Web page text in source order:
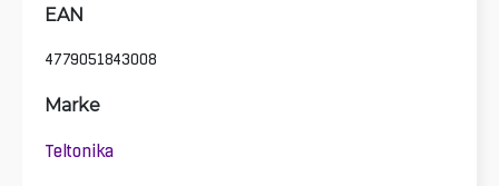
EAN
4779051843008
Marke
Teltonika